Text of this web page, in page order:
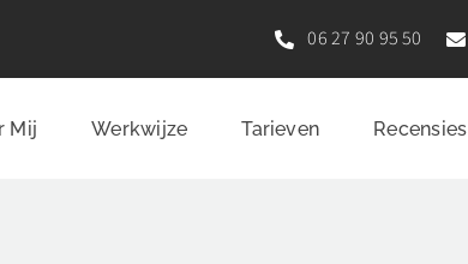
06 27 90 95 50
Mij Werkwijze Tarieven Recensies